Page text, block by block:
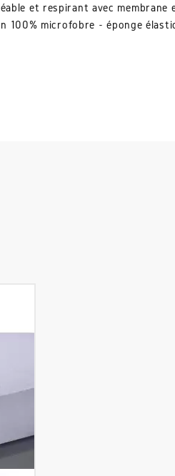
et respirant avec membrane
100% microfobre - éponge